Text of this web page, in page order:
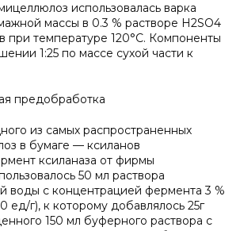
использовалась варка
массы в 0.3 % растворе H2SO4
при температуре 120°C. Компоненты
1:25 по массе сухой части к
предобработка
из самых распространенных
в бумаге — ксиланов
ксиланаза от фирмы
50 мл раствора
воды с концентрацией фермента 3 %
ед/г), к которому добавлялось 25г
150 мл буферного раствора с